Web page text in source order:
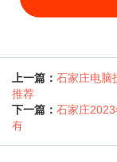
上一篇： 石家庄电脑
推荐
下一篇： 石家庄
有